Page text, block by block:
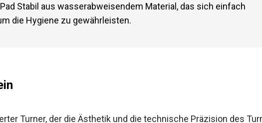
ich mein Balance Pad Stabil richtig?